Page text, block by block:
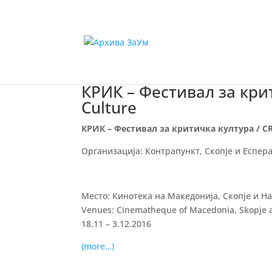
КРИК – Фестивал за
Culture
КРИК – Фестивал за критичка култура /
Организација: Контрапункт, Скопје и
Место: Кинотека на Македонија, Скопје и
Venues: Cinematheque of Macedonia,
18.11 – 3.12.2016
(more…)